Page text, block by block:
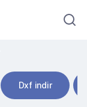
Dxf indir